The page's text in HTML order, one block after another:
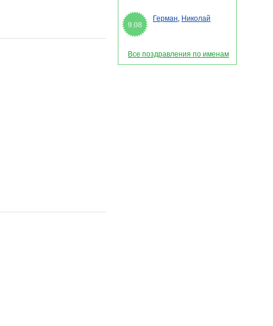
9.08
Герман, Николай
Все поздравления по именам